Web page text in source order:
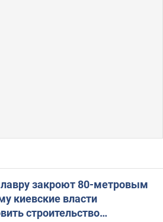
закроют 80-метровым
киевские власти
строительство